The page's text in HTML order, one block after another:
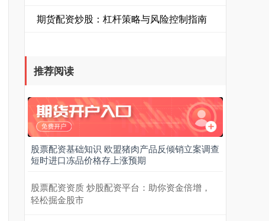
期货配资炒股：杠杆策略与风险控制指南
推荐阅读
股票配资基础知识 欧盟猪肉产品反倾销立案调查
短时进口冻品价格存上涨预期
股票配资资质 炒股配资平台：助你资金倍增，
轻松掘金股市